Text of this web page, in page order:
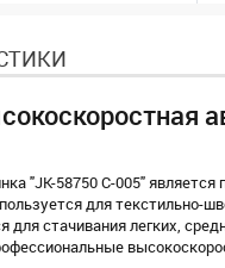
"JK-58750 С-005"
для текстильно-
для стачивания легких,